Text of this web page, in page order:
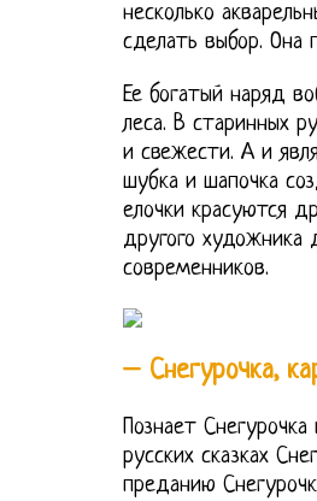
несколько
сделать выбор. Она
Ее богатый наряд
леса. В старинных
и свежести. А и
шубка и шапочка
елочки красуются
другого художника
современников.
– Снегурочка,
Познает
русских сказках
преданию